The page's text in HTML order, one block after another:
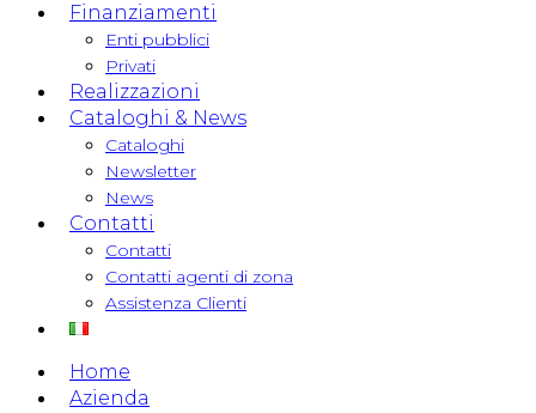
Finanziamenti
Enti pubblici
Privati
Realizzazioni
Cataloghi & News
Cataloghi
Newsletter
News
Contatti
Contatti
Contatti agenti di zona
Assistenza Clienti
Home
Azienda